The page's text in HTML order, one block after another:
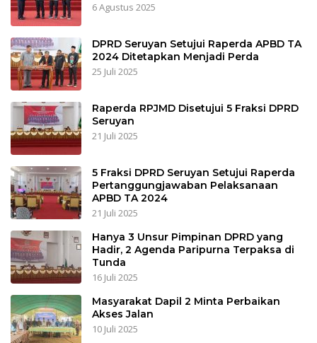
6 Agustus 2025
DPRD Seruyan Setujui Raperda APBD TA
2024 Ditetapkan Menjadi Perda
25 Juli 2025
Raperda RPJMD Disetujui 5 Fraksi DPRD
Seruyan
21 Juli 2025
5 Fraksi DPRD Seruyan Setujui Raperda
Pertanggungjawaban Pelaksanaan
APBD TA 2024
21 Juli 2025
Hanya 3 Unsur Pimpinan DPRD yang
Hadir, 2 Agenda Paripurna Terpaksa di
Tunda
16 Juli 2025
Masyarakat Dapil 2 Minta Perbaikan
Akses Jalan
10 Juli 2025